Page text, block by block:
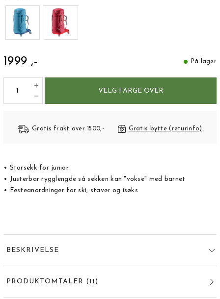
1999 ,- På lager
VELG FARGE OVER
Gratis frakt over 1500,- Gratis bytte (returinfo)
• Storsekk for junior
• Justerbar rygglengde så sekken kan "vokse" med barnet
• Festeanordninger for ski, staver og isøks
BESKRIVELSE
PRODUKTOMTALER (11 )